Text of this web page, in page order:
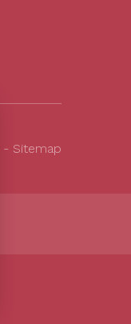
- Sitemap